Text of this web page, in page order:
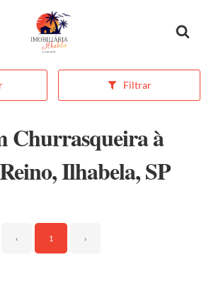
Página inicial
Filtrar
Churrasqueira à
Ilhabela, SP
‹ 1 ›